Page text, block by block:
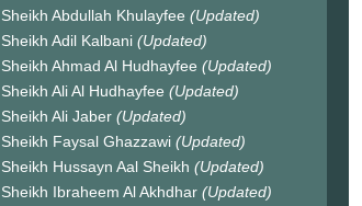
Sheikh Abdullah Khulayfee (Updated)
Sheikh Adil Kalbani (Updated)
Sheikh Ahmad Al Hudhayfee (Updated)
Sheikh Ali Al Hudhayfee (Updated)
Sheikh Ali Jaber (Updated)
Sheikh Faysal Ghazzawi (Updated)
Sheikh Hussayn Aal Sheikh (Updated)
Sheikh Ibraheem Al Akhdhar (Updated)